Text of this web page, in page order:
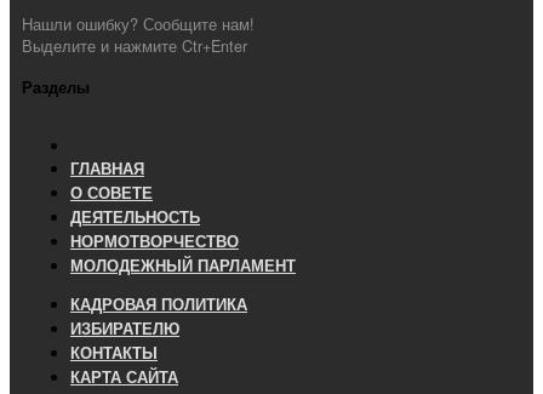
Нашли ошибку? Сообщите нам!
Выделите и нажмите Ctr+Enter
Разделы
ГЛАВНАЯ
О СОВЕТЕ
ДЕЯТЕЛЬНОСТЬ
НОРМОТВОРЧЕСТВО
МОЛОДЕЖНЫЙ ПАРЛАМЕНТ
КАДРОВАЯ ПОЛИТИКА
ИЗБИРАТЕЛЮ
КОНТАКТЫ
КАРТА САЙТА